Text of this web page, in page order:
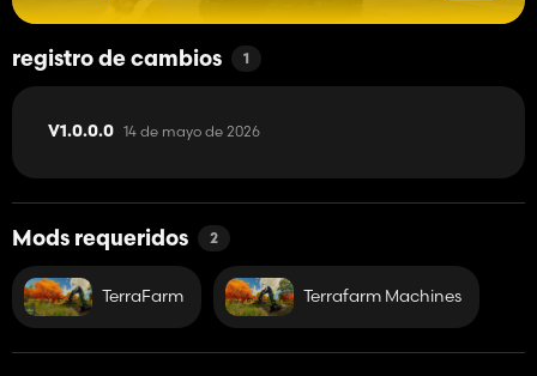
registro de cambios 1
V1.0.0.0 14 de mayo de 2026
Mods requeridos 2
TerraFarm Terrafarm Machines